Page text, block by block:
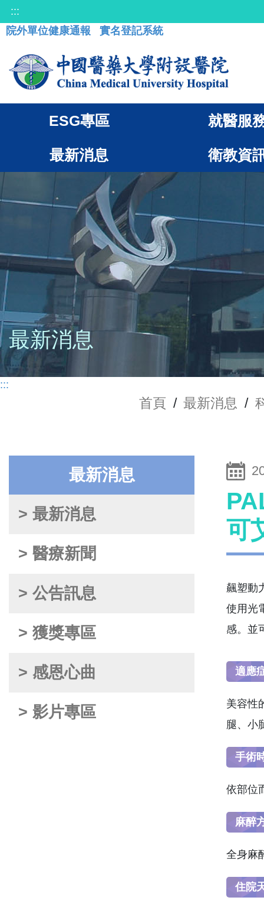
:::
院外單位健康通報
實名登記系統
ESG專區 就醫服
最新消息 衛教資
最新消息
:::
首頁 / 最新消息 /
最新消息
> 最新消息
> 醫療新聞
> 公告訊息
> 獲獎專區
> 感恩心曲
> 影片專區
可
飆塑動
使用光
感。並
適應
美容性
腿、小
手術
依部位
麻醉
全身麻
住院